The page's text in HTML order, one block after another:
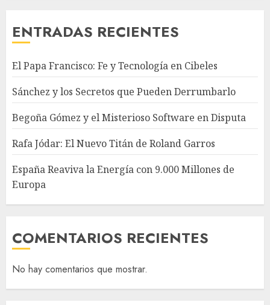
ENTRADAS RECIENTES
El Papa Francisco: Fe y Tecnología en Cibeles
Sánchez y los Secretos que Pueden Derrumbarlo
Begoña Gómez y el Misterioso Software en Disputa
Rafa Jódar: El Nuevo Titán de Roland Garros
España Reaviva la Energía con 9.000 Millones de
Europa
COMENTARIOS RECIENTES
No hay comentarios que mostrar.